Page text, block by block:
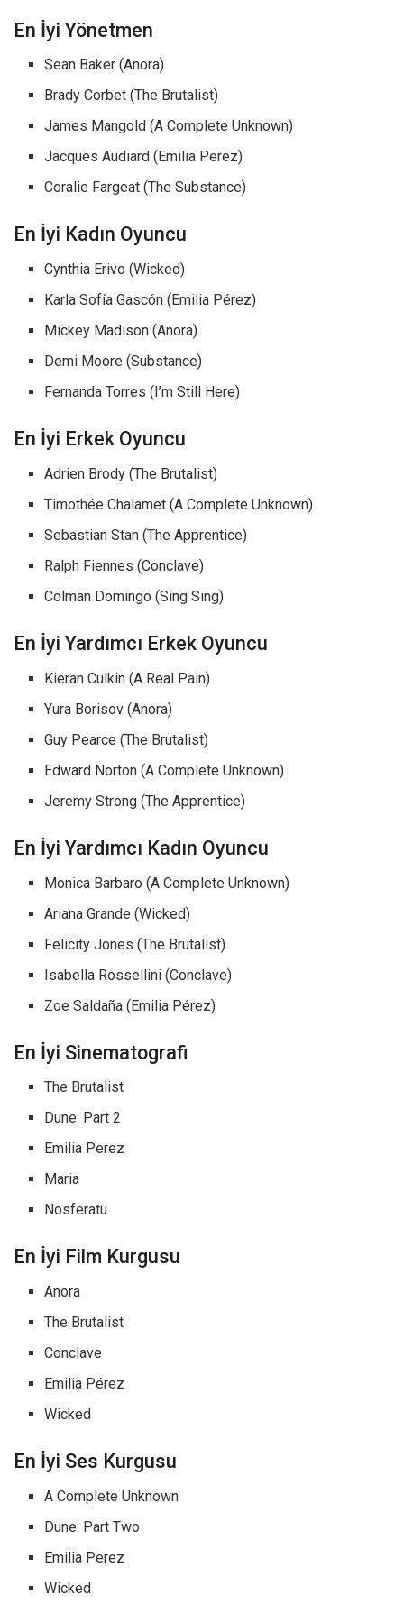
En İyi Yönetmen
Sean Baker (Anora)
Brady Corbet (The Brutalist)
James Mangold (A Complete Unknown)
Jacques Audiard (Emilia Perez)
Coralie Fargeat (The Substance)
En İyi Kadın Oyuncu
Cynthia Erivo (Wicked)
Karla Sofía Gascón (Emilia Pérez)
Mickey Madison (Anora)
Demi Moore (Substance)
Fernanda Torres (I’m Still Here)
En İyi Erkek Oyuncu
Adrien Brody (The Brutalist)
Timothée Chalamet (A Complete Unknown)
Sebastian Stan (The Apprentice)
Ralph Fiennes (Conclave)
Colman Domingo (Sing Sing)
En İyi Yardımcı Erkek Oyuncu
Kieran Culkin (A Real Pain)
Yura Borisov (Anora)
Guy Pearce (The Brutalist)
Edward Norton (A Complete Unknown)
Jeremy Strong (The Apprentice)
En İyi Yardımcı Kadın Oyuncu
Monica Barbaro (A Complete Unknown)
Ariana Grande (Wicked)
Felicity Jones (The Brutalist)
Isabella Rossellini (Conclave)
Zoe Saldaña (Emilia Pérez)
En İyi Sinematografi
The Brutalist
Dune: Part 2
Emilia Perez
Maria
Nosferatu
En İyi Film Kurgusu
Anora
The Brutalist
Conclave
Emilia Pérez
Wicked
En İyi Ses Kurgusu
A Complete Unknown
Dune: Part Two
Emilia Perez
Wicked